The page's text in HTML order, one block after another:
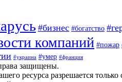
#бизнес #богатство
компаний #пожар
#украина #умер #франция
защищены.
ресурса разрешается